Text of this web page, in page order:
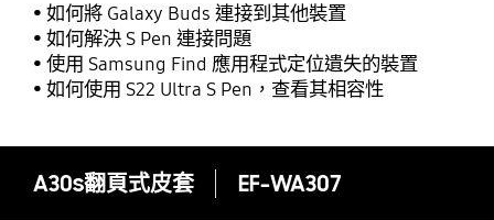
如何將 Galaxy Buds 連接到其他裝置
如何解決 S Pen 連接問題
使用 Samsung Find 應用程式定位遺失的裝置
如何使用 S22 Ultra S Pen，查看其相容性
A30s翻頁式皮套 EF-WA307